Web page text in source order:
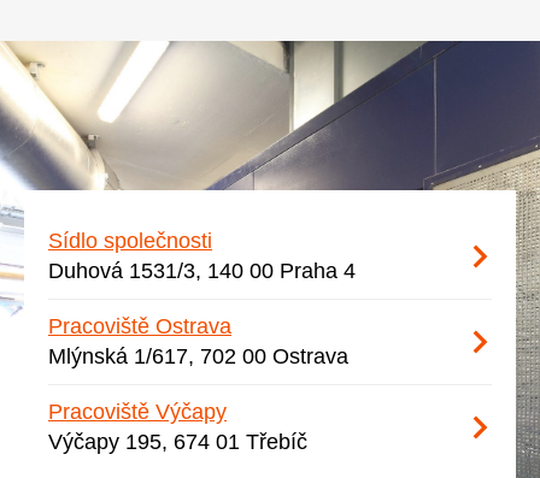
Sídlo společnosti
Duhová 1531/3, 140 00 Praha 4
Pracoviště Ostrava
Mlýnská 1/617, 702 00 Ostrava
Pracoviště Výčapy
Výčapy 195, 674 01 Třebíč